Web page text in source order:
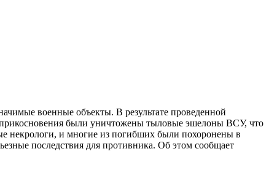
военные объекты. В результате проведенной
были уничтожены тыловые эшелоны ВСУ, что
некрологи, и многие из погибших были похоронены в
последствия для противника. Об этом сообщает